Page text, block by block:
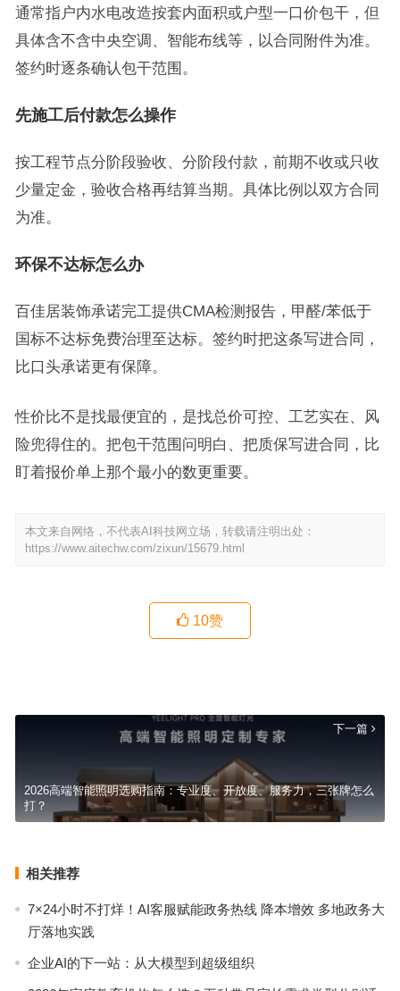
通常指户内水电改造按套内面积或户型一口价包干，但
具体含不含中央空调、智能布线等，以合同附件为准。
签约时逐条确认包干范围。
先施工后付款怎么操作
按工程节点分阶段验收、分阶段付款，前期不收或只收
少量定金，验收合格再结算当期。具体比例以双方合同
为准。
环保不达标怎么办
百佳居装饰承诺完工提供CMA检测报告，甲醛/苯低于
国标不达标免费治理至达标。签约时把这条写进合同，
比口头承诺更有保障。
性价比不是找最便宜的，是找总价可控、工艺实在、风
险兜得住的。把包干范围问明白、把质保写进合同，比
盯着报价单上那个最小的数更重要。
本文来自网络，不代表AI科技网立场，转载请注明出处：
https://www.aitechw.com/zixun/15679.html
10赞
下一篇
2026高端智能照明选购指南：专业度、开放度、服务力，三张牌怎么
打？
相关推荐
7×24小时不打烊！AI客服赋能政务热线 降本增效 多地政务大
厅落地实践
企业AI的下一站：从大模型到超级组织